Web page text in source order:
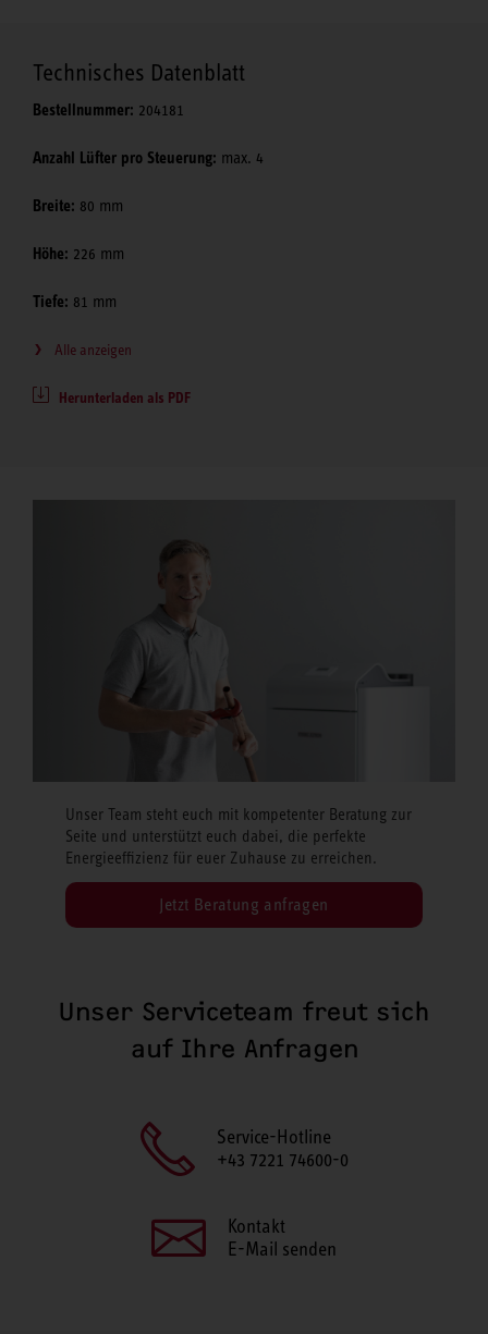
Technisches Datenblatt
Bestellnummer: 204181
Anzahl Lüfter pro Steuerung: max. 4
Breite: 80 mm
Höhe: 226 mm
Tiefe: 81 mm
Alle anzeigen
Herunterladen als PDF
Unser Team steht euch mit kompetenter Beratung zur
Seite und unterstützt euch dabei, die perfekte
Energieeffizienz für euer Zuhause zu erreichen.
Jetzt Beratung anfragen
Unser Serviceteam freut sich
auf Ihre Anfragen
Service-Hotline
+43 7221 74600-0
Kontakt
E-Mail senden